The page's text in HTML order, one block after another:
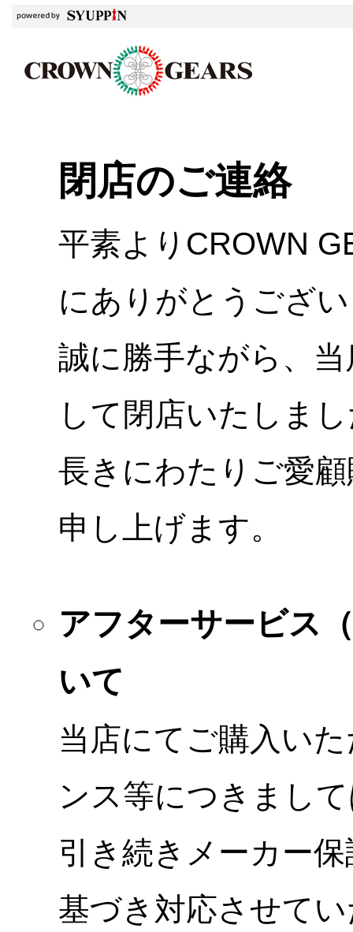
閉店のご連絡
平素よりCROWN
にありがとうござ
誠に勝手ながら、
して閉店いたしま
長きにわたりご愛
申し上げます。
アフターサービス
いて
当店にてご購入い
ンス等につきまし
引き続きメーカー
基づき対応させて